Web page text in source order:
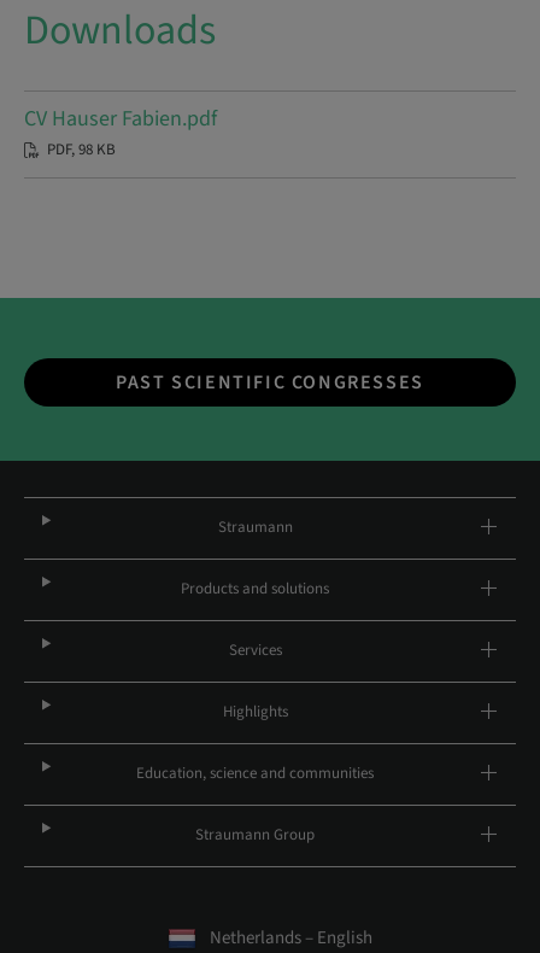
Downloads
CV Hauser Fabien.pdf
PDF, 98 KB
PAST SCIENTIFIC CONGRESSES
Straumann
Products and solutions
Services
Highlights
Education, science and communities
Straumann Group
Netherlands – English